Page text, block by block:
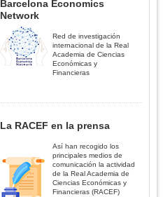
Barcelona Economics
Network
Red de investigación
internacional de la Real
Academia de Ciencias
Económicas y
Financieras
La RACEF en la prensa
Así han recogido los
principales medios de
comunicación la actividad
de la Real Academia de
Ciencias Económicas y
Financieras (RACEF)